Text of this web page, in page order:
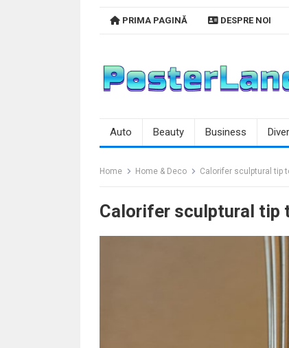
PRIMA PAGINĂ DESPRE NOI
Auto Beauty Business
Home Home & Deco Calorifer sculptural tip
Calorifer sculptural tip